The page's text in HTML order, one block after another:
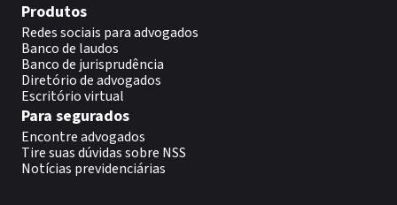
Produtos
Redes sociais para advogados
Banco de laudos
Banco de jurisprudência
Diretório de advogados
Escritório virtual
Para segurados
Encontre advogados
Tire suas dúvidas sobre NSS
Notícias previdenciárias